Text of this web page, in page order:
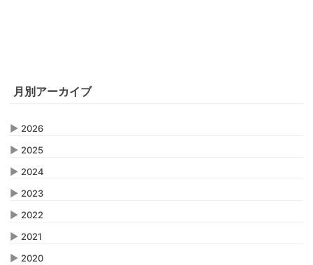
月別アーカイブ
▶ 2026
▶ 2025
▶ 2024
▶ 2023
▶ 2022
▶ 2021
▶ 2020